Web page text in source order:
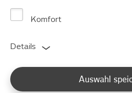
Komfort
Details
Auswahl